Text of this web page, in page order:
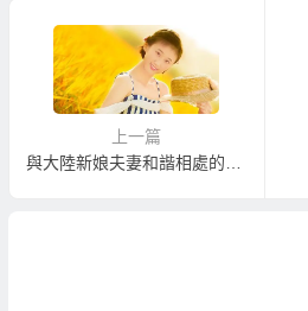
上一篇